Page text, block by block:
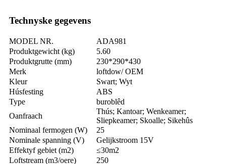
Technyske gegevens
MODEL NR.
ADA981
Produktgewicht (kg)
5.60
Produktgrutte (mm)
230*290*430
Merk
loftdow/ OEM
Kleur
Swart; Wyt
Húsfesting
ABS
Type
buroblêd
Oanfraach
Thús; Kantoar; Wenkeamer;
Sliepkeamer; Skoalle; Sikehûs
Nominaal fermogen (W)
25
Nominale spanning (V)
Gelijkstroom 15V
Effektyf gebiet (m2)
≤30m2
Loftstream (m3/oere)
250